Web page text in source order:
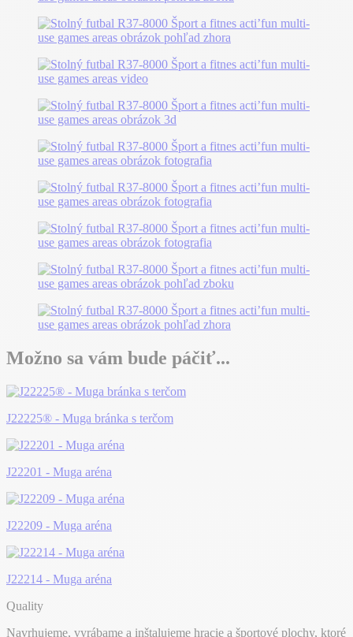
Možno sa vám bude páčiť...
J22225® - Muga bránka s terčom
J22201 - Muga aréna
J22209 - Muga aréna
J22214 - Muga aréna
Quality
Navrhujeme, vyrábame a inštalujeme hracie a športové plochy, ktoré